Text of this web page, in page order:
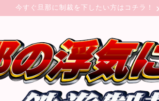
今すぐ旦那に制裁を下したい方はコチラ！